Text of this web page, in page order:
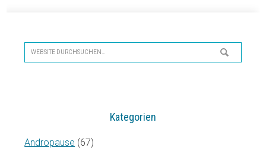
Website
durchsuchen…
Kategorien
Andropause (67)